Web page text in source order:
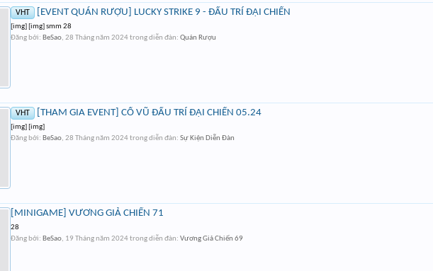
VHT [EVENT QUÁN RƯỢU] LUCKY STRIKE 9 - ĐẤU TRÍ ĐẠI CHIẾN
[img] [img] smm 28
Đăng bởi: BeSao, 28 Tháng năm 2024trong diễn đàn: Quán Rượu
VHT [THAM GIA EVENT] CỔ VŨ ĐẤU TRÍ ĐẠI CHIẾN 05.24
[img] [img]
Đăng bởi: BeSao, 28 Tháng năm 2024trong diễn đàn: Sự Kiện Diễn Đàn
[MINIGAME] VƯƠNG GIẢ CHIẾN 71
28
Đăng bởi: BeSao, 19 Tháng năm 2024trong diễn đàn: Vương Giả Chiến 69